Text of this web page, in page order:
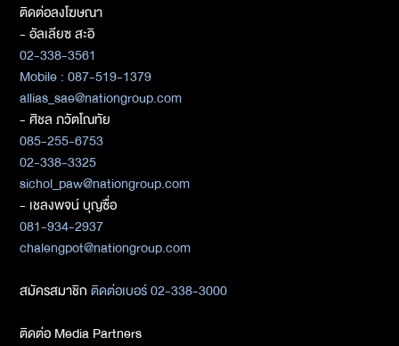
ติดต่อลงโฆษณา
- อัลเลียซ สะอิ
02-338-3561
Mobile : 087-519-1379
allias_sae@nationgroup.com
- ศิชล ภวัตโณทัย
085-255-6753
02-338-3325
sichol_paw@nationgroup.com
- เชลงพจน์ บุญซื่อ
081-934-2937
chalengpot@nationgroup.com
สมัครสมาชิกติดต่อเบอร์ 02-338-3000
ติดต่อ Media Partners